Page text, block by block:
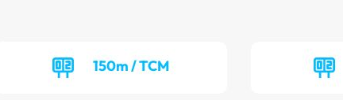
150m / TCM